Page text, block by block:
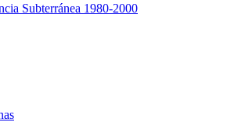
Subterránea 1980-2000